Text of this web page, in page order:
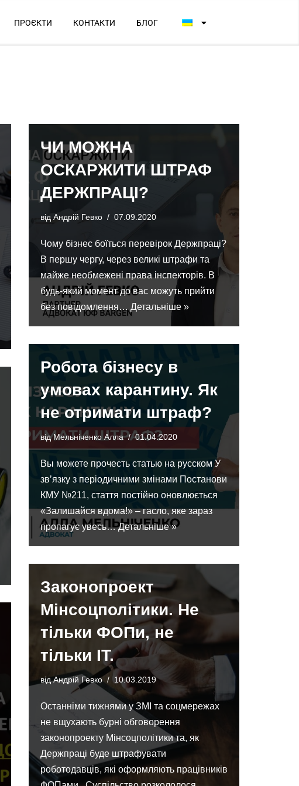
ПРОЄКТИ КОНТАКТИ БЛОГ
ЧИ МОЖНА
ОСКАРЖИТИ ШТРАФ
ДЕРЖПРАЦІ?
від Андрій Гевко 07.09.2020
Чому бізнес боїться перевірок Держпраці?
В першу чергу, через великі штрафи та
майже необмежені права інспекторів. В
будь-який момент до вас можуть прийти
без повідомлення… Детальніше »
Робота бізнесу в
умовах карантину. Як
не отримати штраф?
відМельніченко Алла 01.04.2020
Вы можете прочесть статью на русском У
зв’язку з періодичними змінами Постанови
КМУ №211, стаття постійно оновлюється
«Залишайся вдома!» – гасло, яке зараз
пропагує увесь…Детальніше »
Законопроект
Мінсоцполітики. Не
тільки ФОПи, не
тільки ІТ.
відАндрій Гевко 10.03.2019
Останніми тижнями у ЗМІ та соцмережах
не вщухають бурні обговорення
законопроекту Мінсоцполітики та, як
Держпраці буде штрафувати
роботодавців, які оформляють працівників